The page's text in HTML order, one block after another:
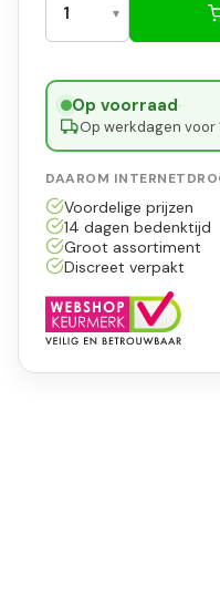
Op voorraad·
Op werkdagen voor
DAAROM
Voordelige prijzen
14 dagen bedenktijd
Groot assortiment
Discreet verpakt